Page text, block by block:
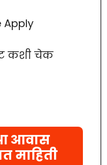
Apply
कशी चेक
आवास
माहिती